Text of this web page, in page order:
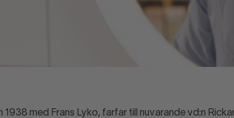
1938 med Frans Lyko, farfar till nuvarande vd:n